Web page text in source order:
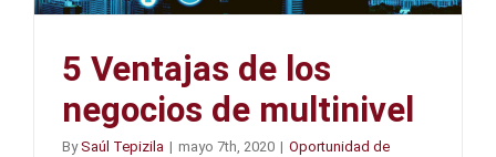
5 Ventajas de los
negocios de multinivel
BySaúl Tepizila | mayo 7th, 2020 | Oportunidad de